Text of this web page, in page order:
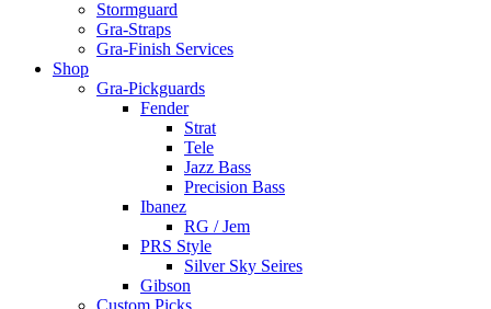
Stormguard
Gra-Straps
Gra-Finish Services
Shop
Gra-Pickguards
Fender
Strat
Tele
Jazz Bass
Precision Bass
Ibanez
RG / Jem
PRS Style
Silver Sky Seires
Gibson
Custom Picks